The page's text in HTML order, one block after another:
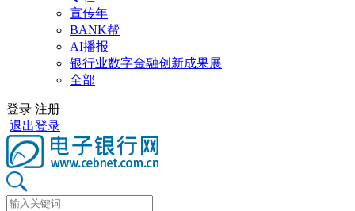
宣传年
BANK帮
AI播报
银行业数字金融创新成果展
全部
登录 注册
退出登录